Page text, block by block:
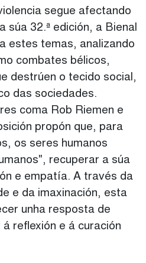
segue afectando
súa 32.ª edición, a Bienal
estes temas, analizando
combates bélicos,
destrúen o tecido social,
das sociedades.
coma Rob Riemen e
propón que, para
os seres humanos
recuperar a súa
e empatía. A través da
e da imaxinación, esta
unha resposta de
reflexión e á curación